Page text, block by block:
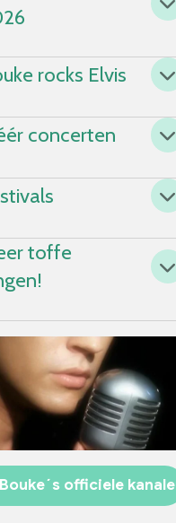
rocks Elvis
concerten
toffe
Bouke´s officiele